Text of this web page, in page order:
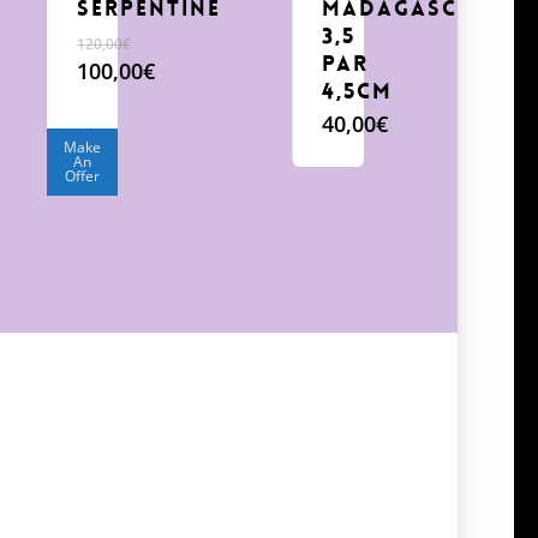
serpentine
120,00€
Le
initial
était :
120,00€.
100,00€
prix
actuel
est :
100,00€.
Make
An
Offer
Madagascar
3,5
par
4,5cm
40,00€